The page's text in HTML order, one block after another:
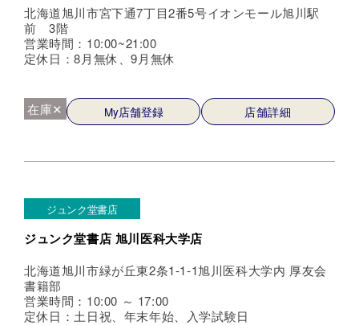
北海道旭川市宮下通7丁目2番5号イオンモール旭川駅
前 3階
営業時間：10:00~21:00
定休日：8月無休、9月無休
在庫✕ My店舗登録 店舗詳細
ジュンク堂書店
ジュンク堂書店 旭川医科大学店
北海道旭川市緑が丘東2条1-1-1旭川医科大学内 厚友会
書籍部
営業時間：10:00 ～ 17:00
定休日：土日祝、年末年始、入学試験日